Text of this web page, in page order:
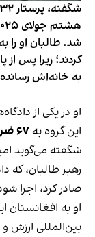
شد. طالبان او را
کردند؛ زیرا پس از
به خانه‌اش
او در یکی از
این گروه به ۶۷ ضربه شلاق
شگفته می‌گوید
رهبر طالبان، که
صادر کرد، اجرا
او به افغانستان
بین‌المللی ارزش